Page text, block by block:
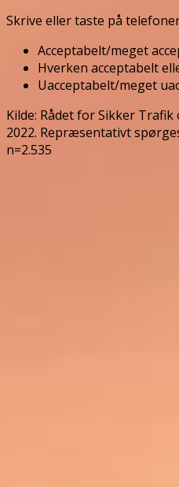
Skrive eller taste på
Acceptabelt/meget
Hverken acceptabelt
Uacceptabelt/meget
Kilde: Rådet for Sikker
2022. Repræsentativt
n=2.535